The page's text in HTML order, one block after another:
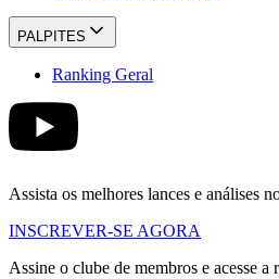
PALPITES
Ranking Geral
Assista os melhores lances e análises
INSCREVER-SE AGORA
Assine o clube de membros e acesse